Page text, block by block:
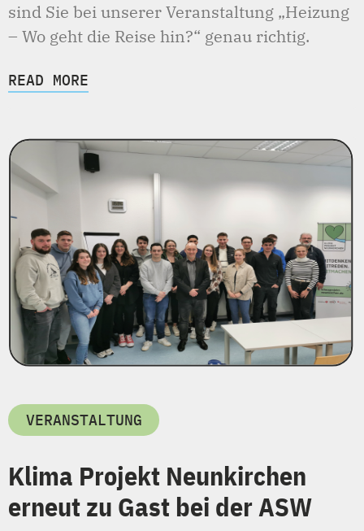
sind Sie bei unserer Veranstaltung „Heizung
– Wo geht die Reise hin?“ genau richtig.
READ MORE
VERANSTALTUNG
Klima Projekt Neunkirchen
erneut zu Gast bei der ASW